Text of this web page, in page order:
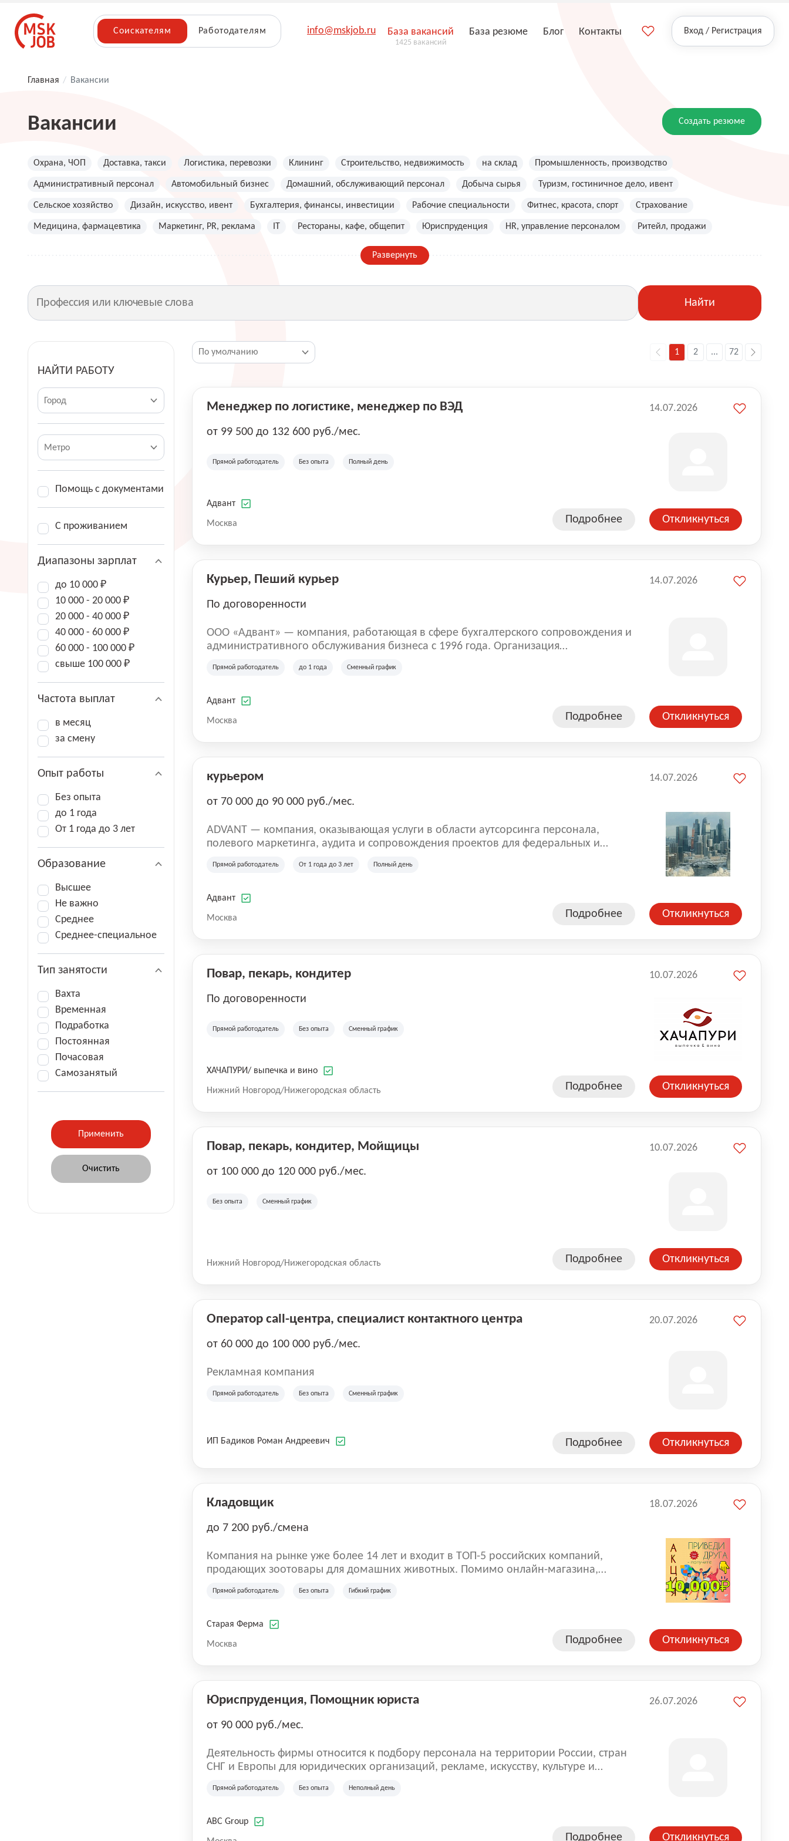
Соискателям Работодателям info@mskjob.ru База вакансий
1425 вакансий
База резюме Блог Контакты Вход / Регистрация
Главная / Вакансии
Вакансии Создать резюме
Охрана, ЧОП Доставка, такси Логистика, перевозки Клининг Строительство, недвижимость на склад Промышленность, производство
Административный персонал Автомобильный бизнес Домашний, обслуживающий персонал Добыча сырья Туризм, гостиничное дело, ивент
Сельское хозяйство Дизайн, искусство, ивент Бухгалтерия, финансы, инвестиции Рабочие специальности Фитнес, красота, спорт Страхование
Медицина, фармацевтика Маркетинг, PR, реклама Рестораны, кафе, общепит Юриспруденция HR, управление персоналом Ритейл, продажи
Развернуть
Найти
НАЙТИ РАБОТУ
Город
Метро
Помощь с документами
С проживанием
Диапазоны зарплат
до 10 000 ₽
10 000 - 20 000 ₽
20 000 - 40 000 ₽
40 000 - 60 000 ₽
60 000 - 100 000 ₽
свыше 100 000 ₽
Частота выплат
в месяц
за смену
Опыт работы
Без опыта
до 1 года
От 1 года до 3 лет
Образование
Высшее
Не важно
Среднее
Среднее-специальное
Тип занятости
Вахта
Временная
Подработка
Постоянная
Почасовая
Самозанятый
1 2 ... 72
Менеджер по логистике, менеджер по ВЭД
от 99 500 до 132 600 руб./мес.
Прямой работодатель Без опыта Полный день
Адвант
Москва Подробнее
14.07.2026
Откликнуться
Курьер, Пеший курьер
По договоренности
ООО «Адвант» — компания, работающая в сфере бухгалтерского сопровождения и
административного обслуживания бизнеса с 1996 года. Организация
юридических лиц и коммерческих организаций.
Прямой работодатель до 1 года Сменный график
Адвант
Москва Подробнее
14.07.2026
Откликнуться
курьером
от 70 000 до 90 000 руб./мес.
ADVANT — компания, оказывающая услуги в области аутсорсинга персонала,
полевого маркетинга, аудита и сопровождения проектов для федеральных и
на территории России, Казахстана и Беларуси, сотрудничая с компаниями из
Прямой работодатель От 1 года до 3 лет Полный день
Адвант
Москва Подробнее
14.07.2026
Откликнуться
Повар, пекарь, кондитер
По договоренности
Прямой работодатель Без опыта Сменный график
ХАЧАПУРИ/ выпечка и вино
Нижний Новгород/Нижегородская область Подробнее
10.07.2026
Откликнуться
Повар, пекарь, кондитер, Мойщицы
от 100 000 до 120 000 руб./мес.
Без опыта Сменный график
Нижний Новгород/Нижегородская область Подробнее
10.07.2026
Откликнуться
Оператор call-центра, специалист контактного центра
от 60 000 до 100 000 руб./мес.
Рекламная компания
Прямой работодатель Без опыта Сменный график
ИП Бадиков Роман Андреевич Подробнее
20.07.2026
Откликнуться
Кладовщик
до 7 200 руб./смена
Компания на рынке уже более 14 лет и входит в ТОП-5 российских компаний,
продающих зоотовары для домашних животных. Помимо онлайн-магазина,
крупнейших маркетплейсах России (Wildberries, Ozon, Яндекс. Маркет и
товаров по всей территории России и за ее пределами. У компании более 18 000
SKU, премиальные бренды кормов и собственные СТМ.
Прямой работодатель Без опыта Гибкий график
Старая Ферма
Москва Подробнее
18.07.2026
Откликнуться
Юриспруденция, Помощник юриста
от 90 000 руб./мес.
Деятельность фирмы относится к подбору персонала на территории России, стран
СНГ и Европы для юридических организаций, рекламе, искусству, культуре и
Прямой работодатель Без опыта Неполный день
ABC Group
Подробнее
26.07.2026
Откликнуться